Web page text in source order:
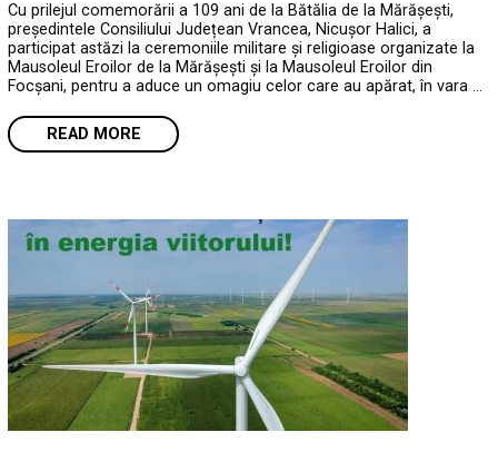
Cu prilejul comemorării a 109 ani de la Bătălia de la Mărășești,
președintele Consiliului Județean Vrancea, Nicușor Halici, a
participat astăzi la ceremoniile militare și religioase organizate la
Mausoleul Eroilor de la Mărășești și la Mausoleul Eroilor din
Focșani, pentru a aduce un omagiu celor care au apărat, în vara …
READ MORE